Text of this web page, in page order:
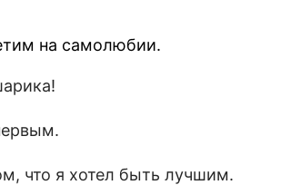
на самолюбии.
что я хотел быть лучшим.